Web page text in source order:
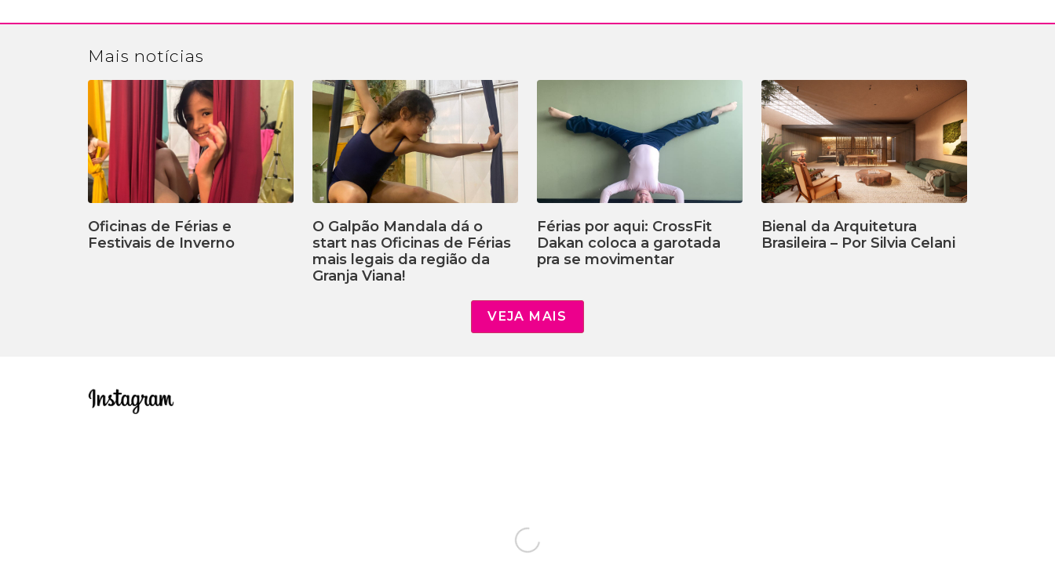
Mais notícias
Oficinas de Férias e
Festivais de Inverno
O Galpão Mandala dá o
start nas Oficinas de Férias
mais legais da região da
Granja Viana!
Férias por aqui: CrossFit
Dakan coloca a garotada
pra se movimentar
Bienal da Arquitetura
Brasileira – Por Silvia Celani
VEJA MAIS